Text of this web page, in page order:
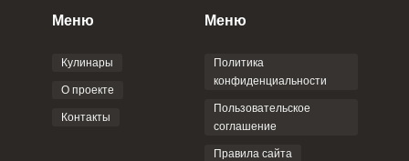
Пользовательским
соглашением
Меню
Кулинары
О проекте
Контакты
Меню
Политика
конфиденциальности
Пользовательское
соглашение
Правила сайта